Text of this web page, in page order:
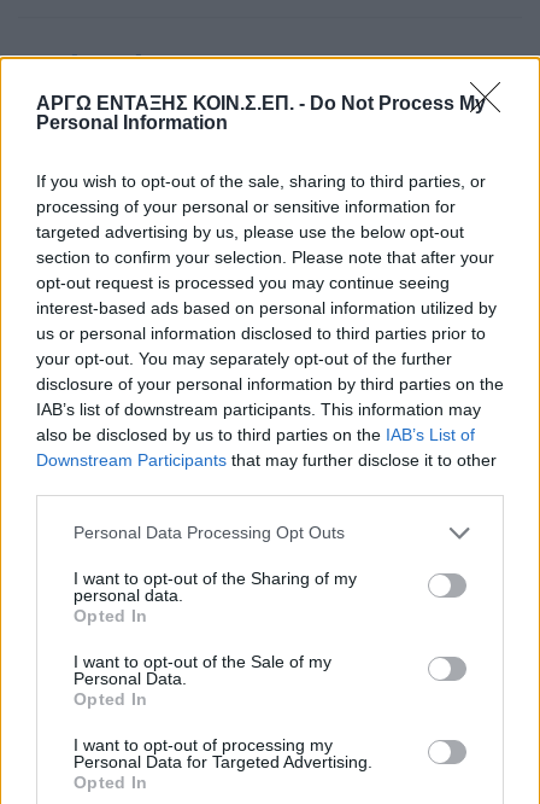
ΑΡΓΩ ΕΝΤΑΞΗΣ ΚΟΙΝ.Σ.ΕΠ. - Do Not Process My
Personal Information
If you wish to opt-out of the sale, sharing to third parties, or
processing of your personal or sensitive information for
targeted advertising by us, please use the below opt-out
section to confirm your selection. Please note that after your
opt-out request is processed you may continue seeing
interest-based ads based on personal information utilized by
us or personal information disclosed to third parties prior to
your opt-out. You may separately opt-out of the further
disclosure of your personal information by third parties on the
IAB’s list of downstream participants. This information may
also be disclosed by us to third parties on the IAB’s List of
Downstream Participants that may further disclose it to other
Personal Data Processing Opt Outs
I want to opt-out of the Sharing of my
personal data.
Opted In
I want to opt-out of the Sale of my
Personal Data.
Opted In
I want to opt-out of processing my
Personal Data for Targeted Advertising.
Opted In
23/04/2020: Παρουσίαση
για την ΚΟΙΝ.Σ.ΕΠ. ΑΡΓΩ και
Διαβάστε στον παρακάτω σύνδεσμο την παρουσίαση για την
ΚΟΙΝ.Σ.ΕΠ. ΑΡΓΩ και το Βιο-κοφινάκι στο grtimes.
Βιολογικά προϊόντα στο… πιάτο φέρνουν
απεξαρτημένοι
ΛΟΓΑΡΙΑΣΜΟΣ ΔΩΡΕΩΝ
ΤΡΑΠΕΖΑ ΠΕΙΡΑΙΩΣ
ΟΝΟΜΑ ΔΙΚΑΙΟΥΧΟΥ: ΚΟΙΝΩΝΙΚΗ ΣΥΝΕΤΑΙΡΙΣΤΙΚΗ